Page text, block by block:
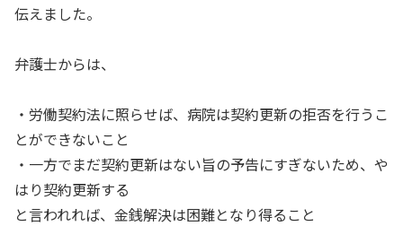
伝えました。
弁護士からは、
・労働契約法に照らせば、病院は契約更新の拒否を行うこ
とができないこと
・一方でまだ契約更新はない旨の予告にすぎないため、や
はり契約更新する
と言われれば、金銭解決は困難となり得ること